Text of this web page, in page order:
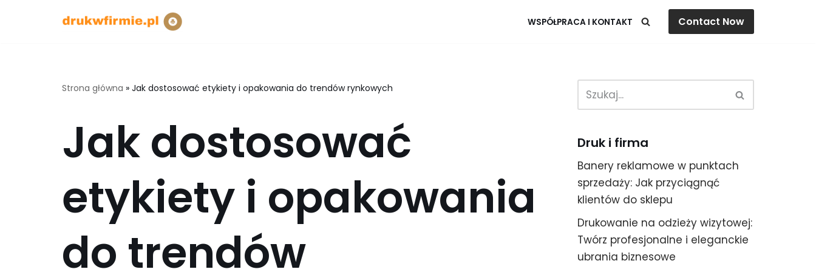
WSPÓŁPRACA I KONTAKT Contact Now
Strona główna » Jak dostosować etykiety i opakowania do trendów rynkowych
Jak dostosować
etykiety i opakowania
do trendów
Druk i firma
Banery reklamowe w punktach
sprzedaży: Jak przyciągnąć
klientów do sklepu
Drukowanie na odzieży wizytowej:
Twórz profesjonalne i eleganckie
ubrania biznesowe